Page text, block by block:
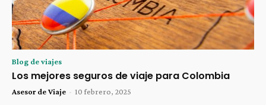
Blog de viajes
Los mejores seguros de viaje para Colombia
Asesor de Viaje - 10 febrero, 2025